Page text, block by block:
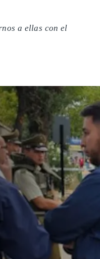
a ellas con el